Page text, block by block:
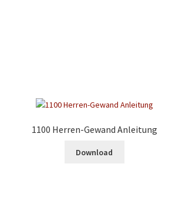
1100 Herren-Gewand Anleitung
Download